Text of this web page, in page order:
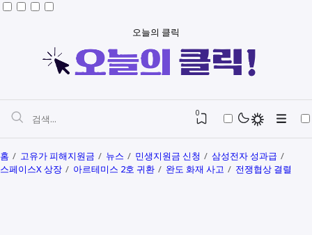
오늘의 클릭
0
홈 고유가 피해지원금 뉴스 민생지원금 신청
삼성전자 성과급
스페이스X 상장
아르테미스 2호 귀환 완도 화재 사고 전쟁협상 결렬